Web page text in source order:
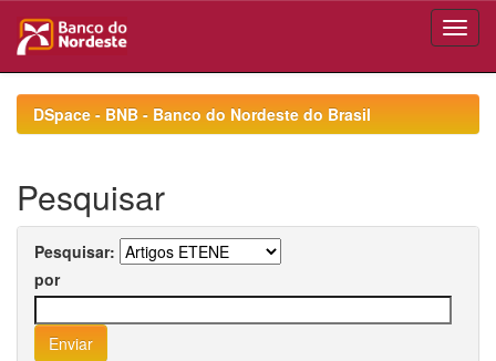
navigationDSpace - BNB - Banco do Nordeste do Brasil
Pesquisar
Pesquisar:
por